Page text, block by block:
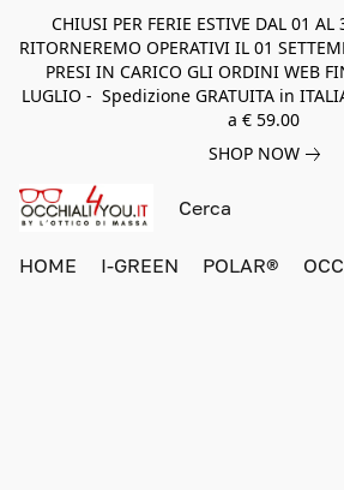
CHIUSI PER FERIE ESTIVE DAL 01
RITORNEREMO OPERATIVI IL 01
PRESI IN CARICO GLI ORDINI WEB
LUGLIO - Spedizione GRATUITA in
a € 59.00
SHOP NOW
HOME I-GREEN POLAR®